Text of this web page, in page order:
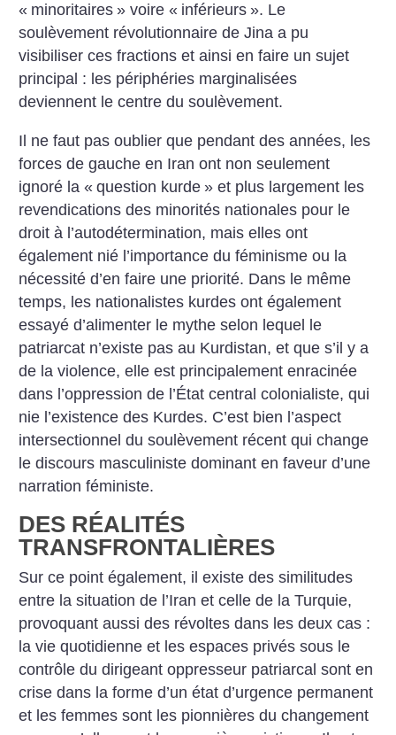
« minoritaires » voire « inférieurs ». Le
soulèvement révolutionnaire de Jina a pu
visibiliser ces fractions et ainsi en faire un sujet
principal : les périphéries marginalisées
deviennent le centre du soulèvement.
Il ne faut pas oublier que pendant des années, les
forces de gauche en Iran ont non seulement
ignoré la « question kurde » et plus largement les
revendications des minorités nationales pour le
droit à l’autodétermination, mais elles ont
également nié l’importance du féminisme ou la
nécessité d’en faire une priorité. Dans le même
temps, les nationalistes kurdes ont également
essayé d’alimenter le mythe selon lequel le
patriarcat n’existe pas au Kurdistan, et que s’il y a
de la violence, elle est principalement enracinée
dans l’oppression de l’État central colonialiste, qui
nie l’existence des Kurdes. C’est bien l’aspect
intersectionnel du soulèvement récent qui change
le discours masculiniste dominant en faveur d’une
narration féministe.
DES RÉALITÉS
TRANSFRONTALIÈRES
Sur ce point également, il existe des similitudes
entre la situation de l’Iran et celle de la Turquie,
provoquant aussi des révoltes dans les deux cas :
la vie quotidienne et les espaces privés sous le
contrôle du dirigeant oppresseur patriarcal sont en
crise dans la forme d’un état d’urgence permanent
et les femmes sont les pionnières du changement